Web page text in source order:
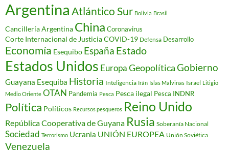
Argentina Atlántico Sur Bolivia Brasil
Cancillería Argentina China Coronavirus
Corte Internacional de JusticiaCOVID-19 Defensa Desarrollo
Economía Esequibo España Estado
Estados Unidos EuropaGeopolíticaGobierno
Guayana Esequiba Historia Inteligencia Irán Islas Malvinas Israel Litigio
Medio Oriente OTAN Pandemia Pesca Pesca ilegal Pesca INDNR
Política Políticos Recursos pesqueros Reino Unido
República Cooperativa de Guyana Rusia Soberanía Nacional
Sociedad Terrorismo Ucrania UNIÓN EUROPEA Unión Soviética
Venezuela